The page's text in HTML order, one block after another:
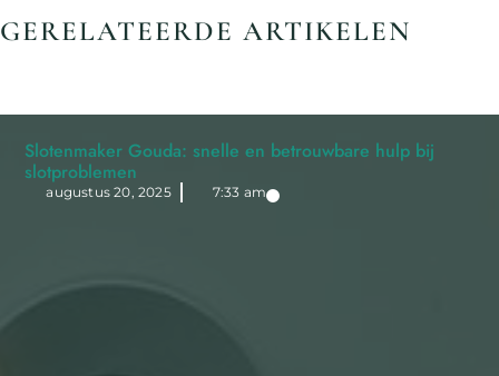
GERELATEERDE ARTIKELEN
Slotenmaker Gouda: snelle en betrouwbare hulp bij
slotproblemen
augustus 20, 2025 7:33 am